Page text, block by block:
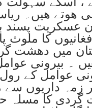
ھوتے ھیں۔
عسکریت
کا ملوث
میں دھشت
۔ بیرونی
عوامل کے
زمہ داریوں سے
کا مسلہ